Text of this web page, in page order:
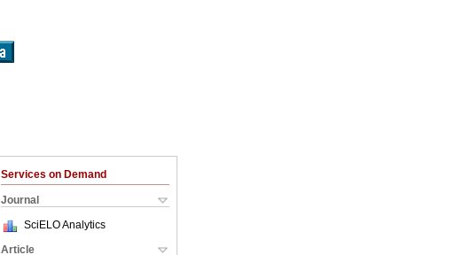
Services on Demand
Journal
SciELO Analytics
Article